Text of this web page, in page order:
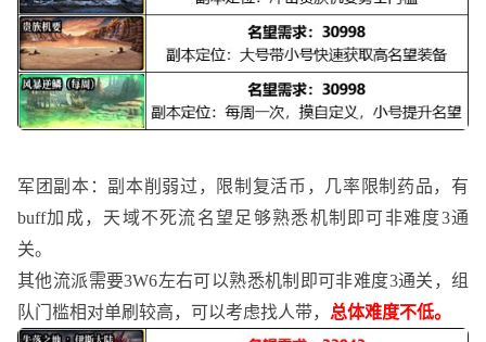
军团副本：副本削弱过，限制复活币，几率限制药品，有
buff加成，天域不死流名望足够熟悉机制即可非难度3通
关。
其他流派需要3W6左右可以熟悉机制即可非难度3通关，组
队门槛相对单刷较高，可以考虑找人带， 总体难度不低。